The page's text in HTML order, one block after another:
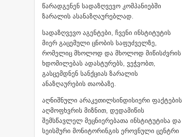
წარადგენენ სადაზღვევო კომპანიებში
ზარალის ასანაზღაურებლად.
სადაზღვევო აგენტები, ჩვენი ინსტიტუტის
მიერ გაცემული ცნობის საფუძველზე,
რომელიც მხოლოდ და მხოლოდ მიწისძვრის
ხდომილებას ადასტურებს, ვეჭვობთ,
გასცემდნენ სანქციას ზარალის
ანაზღაურების თაობაზე.
აღნიშნული არაკეთილსინდისიერი ფაქტების
აღმოფხვრის მიზნით, დედამიწის
შემსწავლელ მეცნიერებათა ინსტიტუტისა და
სეისმური მონიტორინგის ეროვნული ცენტრი